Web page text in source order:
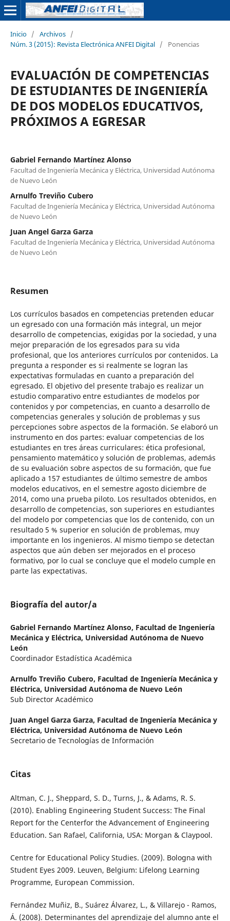
Inicio / Archivos /
Núm. 3 (2015): Revista Electrónica ANFEI Digital / Ponencias
EVALUACIÓN DE COMPETENCIAS
DE ESTUDIANTES DE INGENIERÍA
DE DOS MODELOS EDUCATIVOS,
PRÓXIMOS A EGRESAR
Gabriel Fernando Martínez Alonso
Facultad de Ingeniería Mecánica y Eléctrica, Universidad Autónoma
de Nuevo León
Arnulfo Treviño Cubero
Facultad de Ingeniería Mecánica y Eléctrica, Universidad Autónoma
de Nuevo León
Juan Angel Garza Garza
Facultad de Ingeniería Mecánica y Eléctrica, Universidad Autónoma
de Nuevo León
Resumen
Los currículos basados en competencias pretenden educar
un egresado con una formación más integral, un mejor
desarrollo de competencias, exigidas por la sociedad, y una
mejor preparación de los egresados para su vida
profesional, que los anteriores currículos por contenidos. La
pregunta a responder es si realmente se logran las
expectativas formuladas en cuanto a preparación del
egresado. El objetivo del presente trabajo es realizar un
estudio comparativo entre estudiantes de modelos por
contenidos y por competencias, en cuanto a desarrollo de
competencias generales y solución de problemas y sus
percepciones sobre aspectos de la formación. Se elaboró un
instrumento en dos partes: evaluar competencias de los
estudiantes en tres áreas curriculares: ética profesional,
pensamiento matemático y solución de problemas, además
de su evaluación sobre aspectos de su formación, que fue
aplicado a 157 estudiantes de último semestre de ambos
modelos educativos, en el semestre agosto diciembre de
2014, como una prueba piloto. Los resultados obtenidos, en
desarrollo de competencias, son superiores en estudiantes
del modelo por competencias que los de contenido, con un
resultado 5 % superior en solución de problemas, muy
importante en los ingenieros. Al mismo tiempo se detectan
aspectos que aún deben ser mejorados en el proceso
formativo, por lo cual se concluye que el modelo cumple en
parte las expectativas.
Biografía del autor/a
Gabriel Fernando Martínez Alonso, Facultad de Ingeniería
Mecánica y Eléctrica, Universidad Autónoma de Nuevo
León
Coordinador Estadística Académica
Arnulfo Treviño Cubero, Facultad de Ingeniería Mecánica y
Eléctrica, Universidad Autónoma de Nuevo León
Sub Director Académico
Juan Angel Garza Garza, Facultad de Ingeniería Mecánica y
Eléctrica, Universidad Autónoma de Nuevo León
Secretario de Tecnologías de Información
Citas
Altman, C. J., Sheppard, S. D., Turns, J., & Adams, R. S.
(2010). Enabling Engineering Student Success: The Final
Report for the Centerfor the Advancement of Engineering
Education. San Rafael, California, USA: Morgan & Claypool.
Centre for Educational Policy Studies. (2009). Bologna with
Student Eyes 2009. Leuven, Belgium: Lifelong Learning
Programme, European Commission.
Fernández Muñiz, B., Suárez Álvarez, L., & Villarejo - Ramos,
Á. (2008). Determinantes del aprendizaje del alumno ante el